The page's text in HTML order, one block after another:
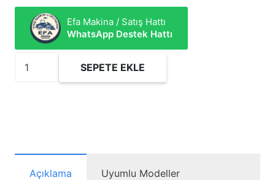
Efa Makina / Satış Hattı
WhatsApp Destek Hattı
2255499
SEPETE EKLE
Açıklama Uyumlu Modeller